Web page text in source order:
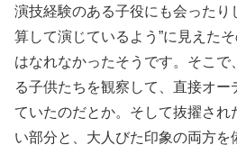
演技経験のある子役にも会ったり
算して演じているよう”に見えた
はなれなかったそうです。そこで
る子供たちを観察して、直接オー
ていたのだとか。そして抜擢され
い部分と、大人びた印象の両方を